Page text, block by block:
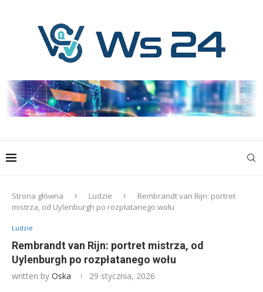
Strona główna Ludzie
Rembrandt van Rijn: portret
mistrza, od Uylenburgh po rozpłatanego wołu
Ludzie
Rembrandt van Rijn: portret mistrza, od
Uylenburgh po rozpłatanego wołu
written by Oska 29 stycznia, 2026